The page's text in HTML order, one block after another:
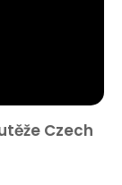
Czech